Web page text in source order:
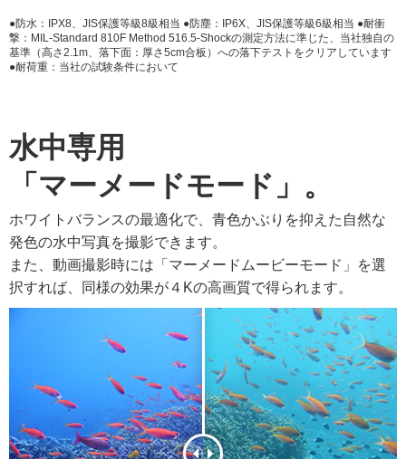
●防水：IPX8、JIS保護等級8級相当 ●防塵：IP6X、JIS保護等級6級相当 ●耐衝
撃：MIL-Standard 810F Method 516.5-Shockの測定方法に準じた、当社独自の
基準（高さ2.1m、落下面：厚さ5cm合板）への落下テストをクリアしています
●耐荷重：当社の試験条件において
水中専用
「マーメードモード」。
ホワイトバランスの最適化で、青色かぶりを抑えた自然な
発色の水中写真を撮影できます。
また、動画撮影時には「マーメードムービーモード」を選
択すれば、同様の効果が４Kの高画質で得られます。